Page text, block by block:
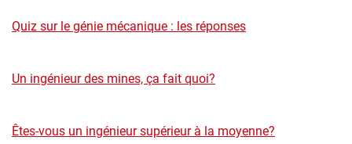
Quiz sur le génie mécanique : les réponses
Un ingénieur des mines, ça fait quoi?
Êtes-vous un ingénieur supérieur à la moyenne?